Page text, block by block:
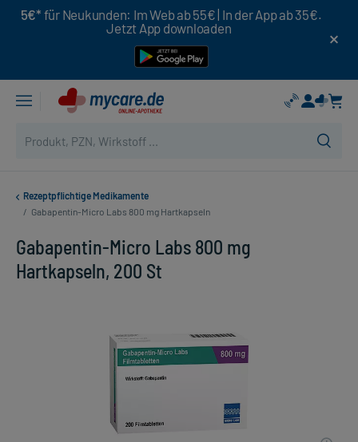
5€* für Neukunden: Im Web ab 55€ | In der App ab 35€.
Jetzt App downloaden
Rezeptpflichtige Medikamente
/ Gabapentin-Micro Labs 800 mg Hartkapseln
Gabapentin-Micro Labs 800 mg
Hartkapseln, 200 St